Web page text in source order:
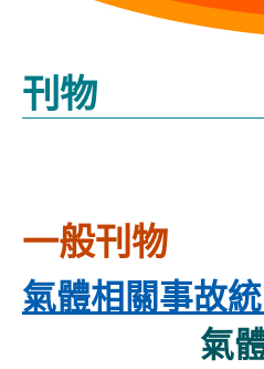
始
刊物
一般刊物
氣體相關事故
氣